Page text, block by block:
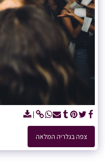
צפה בגלריה המלאה